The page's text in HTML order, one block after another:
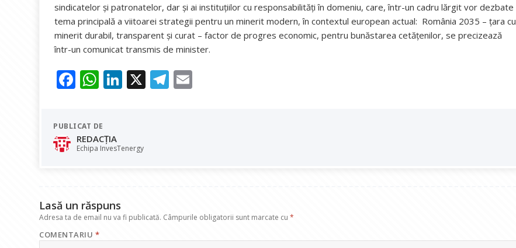
sindicatelor și patronatelor, dar și ai instituțiilor cu responsabilități în domeniu, care, într-un cadru lărgit vor dezbate
tema principală a viitoarei strategii pentru un minerit modern, în contextul european actual: România 2035 – țara cu
minerit durabil, transparent şi curat – factor de progres economic, pentru bunăstarea cetăţenilor, se precizează
într-un comunicat transmis de minister.
F
e
b
o
W
at
s
A
Li
dI
X T
PUBLICAT DE
REDACȚIA
Echipa InvesTenergy
Lasă un răspuns
Adresa ta de email nu va fi publicată. Câmpurile obligatorii sunt marcate cu*
COMENTARIU *